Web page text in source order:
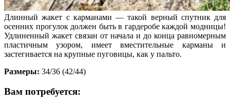
Длинный жакет с карманами — такой верный спутник для
осенних прогулок должен быть в гардеробе каждой модницы!
Удлиненный жакет связан от начала и до конца равномерным
пластичным узором, имеет вместительные карманы и
застегивается на крупные пуговицы, как у пальто.
Размеры: 34/36 (42/44)
Вам потребуется: